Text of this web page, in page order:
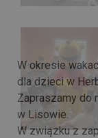
W okresie
dla dzieci w
Zapraszamy do
w Lisowie.
W związku z